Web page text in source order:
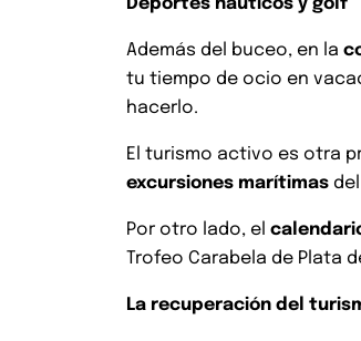
Deportes náuticos y golf
Además del buceo, en la
tu tiempo de ocio en
hacerlo.
El turismo activo es otra
excursiones marítimas
Por otro lado, el
Trofeo Carabela de Plata
La recuperación del